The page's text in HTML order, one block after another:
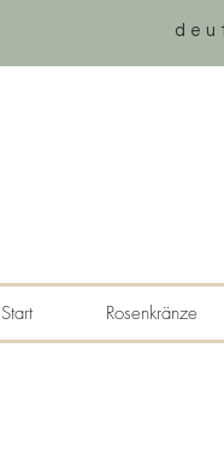
Start Rosenkränze